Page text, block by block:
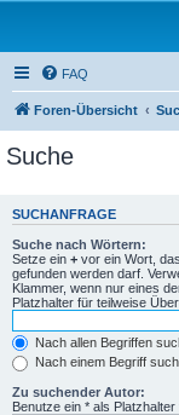
FAQ
Foren-Übersicht
Suche
SUCHANFRAGE
Suche nach Wörtern:
Setze ein + vor ein Wort,
gefunden werden darf.
Klammer, wenn nur eines
Platzhalter für teilweise
Nach allen Begriffen
Nach einem Begriff
Zu suchender Autor:
Benutze ein * als